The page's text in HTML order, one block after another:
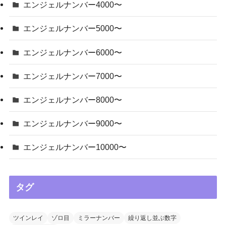
エンジェルナンバー4000〜
エンジェルナンバー5000〜
エンジェルナンバー6000〜
エンジェルナンバー7000〜
エンジェルナンバー8000〜
エンジェルナンバー9000〜
エンジェルナンバー10000〜
タグ
ツインレイ ゾロ目 ミラーナンバー
繰り返し並ぶ数字